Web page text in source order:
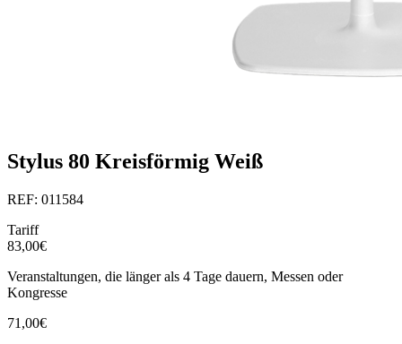
Stylus 80 Kreisförmig Weiß
REF: 011584
Tariff
83,00€
Veranstaltungen, die länger als 4 Tage dauern, Messen oder
Kongresse
71,00€